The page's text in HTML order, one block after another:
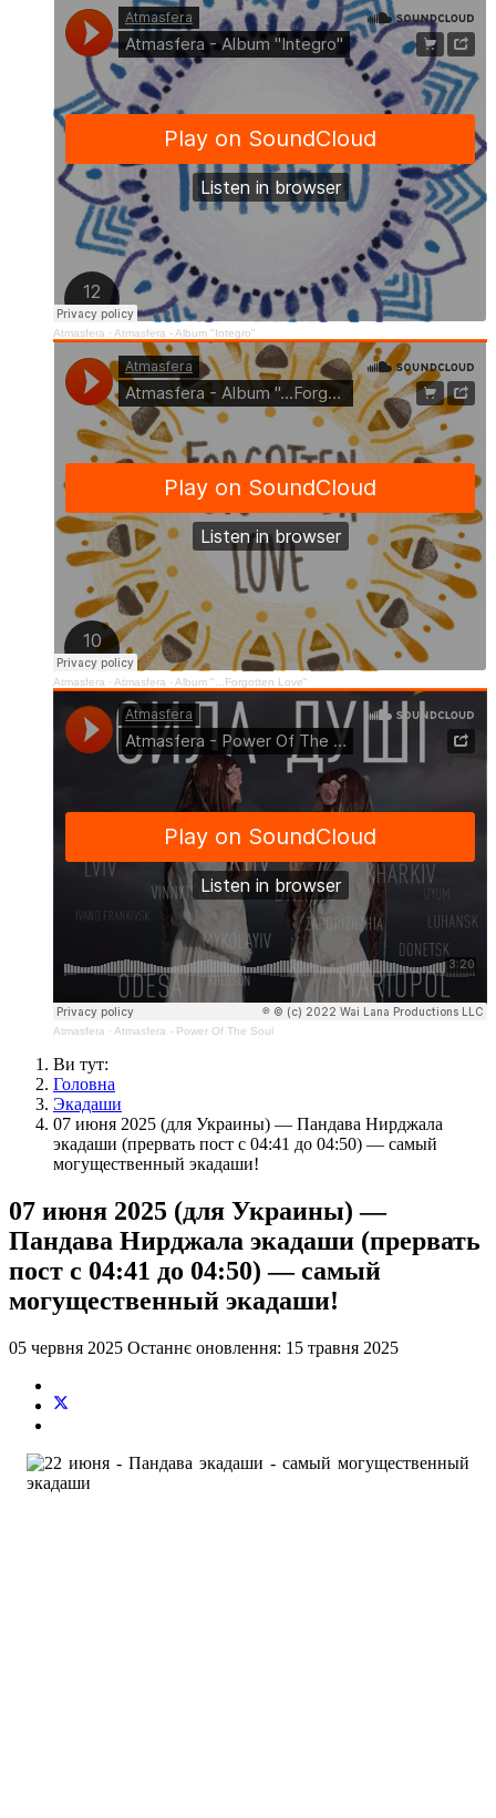
Atmasfera · Atmasfera - Album "Integro"
Atmasfera · Atmasfera - Album "...Forgotten Love"
Atmasfera · Atmasfera - Power Of The Soul
Ви тут:
Головна
Экадаши
07 июня 2025 (для Украины) — Пандава Нирджала
экадаши (прервать пост с 04:41 до 04:50) — самый
могущественный экадаши!
07 июня 2025 (для Украины) —
Пандава Нирджала экадаши (прервать
пост с 04:41 до 04:50) — самый
могущественный экадаши!
05 червня 2025 Останнє оновлення: 15 травня 2025